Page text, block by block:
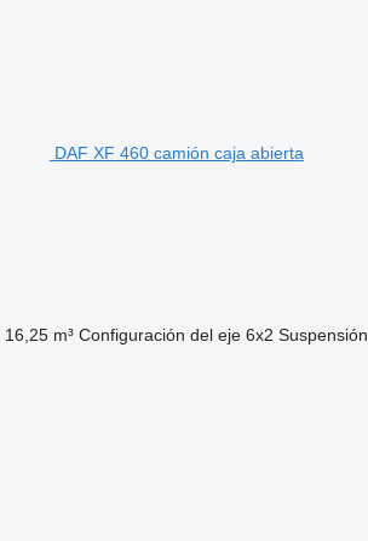
DAF XF 460 camión caja abierta
16,25 m³ Configuración del eje 6x2 Suspensión